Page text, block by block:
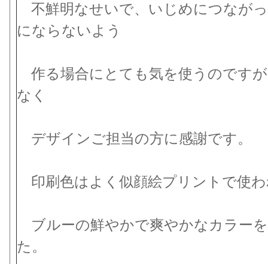
不鮮明なせいで、いじめにつなが
にならないよう
作る場合にとても気を使うのです
なく
デザインご担当の方に感謝です。
印刷色はよく似顔絵プリントで使
ブルーの鮮やかで爽やかなカラー
た。